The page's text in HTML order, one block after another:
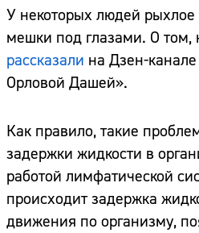
У некоторых людей рыхлое
мешки под глазами. О том,
рассказали на Дзен-
Орловой Дашей».
Как правило, такие
задержки жидкости в
работой лимфатической
происходит задержка
движения по организму,